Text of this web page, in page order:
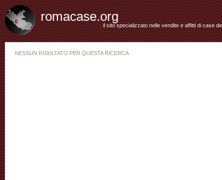
romacase.org
il sito specializzato nelle vendite e affitti di case
NESSUN RISULTATO PER QUESTA RICERCA